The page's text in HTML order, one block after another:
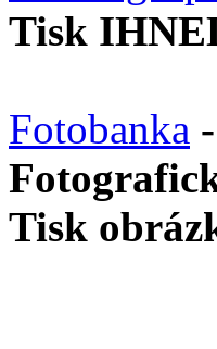
Tisk
Fotobanka
Tisk